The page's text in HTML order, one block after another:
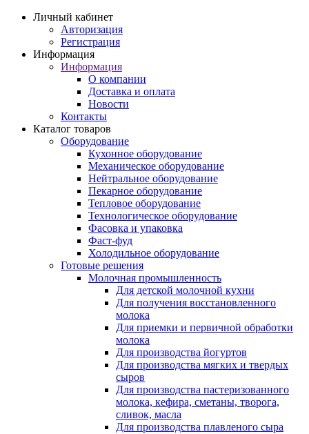
Личный кабинет
Авторизация
Регистрация
Информация
Информация
О компании
Доставка и оплата
Новости
Контакты
Каталог товаров
Оборудование
Кухонное оборудование
Механическое оборудование
Нейтральное оборудование
Пекарное оборудование
Тепловое оборудование
Технологическое оборудование
Фасовка и упаковка
Фаст-фуд
Холодильное оборудование
Готовые решения
Молочная промышленность
Для детской молочной кухни
Для получения восстановленного
молока
Для приемки и первичной обработки
молока
Для производства йогуртов
Для производства мягких и твердых
сыров
Для производства пастеризованного
молока, кефира, сметаны, творога,
сливок, масла
Для производства плавленого сыра